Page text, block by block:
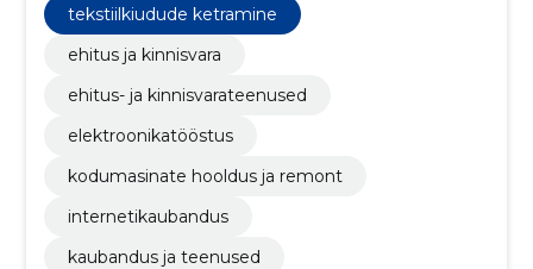
tekstiilkiudude ketramine
ehitus ja kinnisvara
ehitus- ja kinnisvarateenused
elektroonikatööstus
kodumasinate hooldus ja remont
internetikaubandus
kaubandus ja teenused